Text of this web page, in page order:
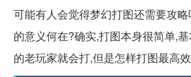
可能有人会觉得梦幻打图还需要攻
的意义何在?确实,打图本身很简单,
的老玩家就会打,但是怎样打图最高